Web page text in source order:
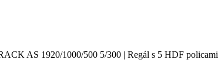
AS 1920/1000/500 5/300 | Regál s 5 HDF policami